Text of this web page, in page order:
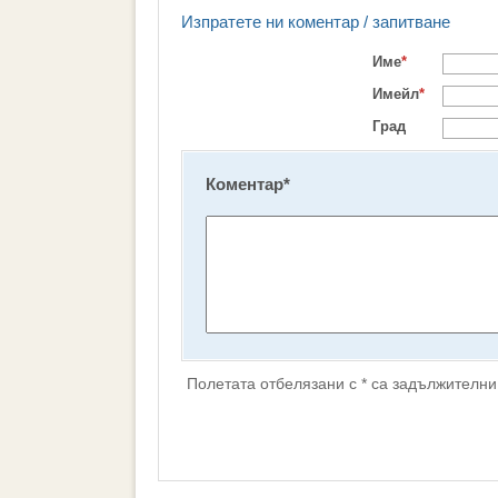
Изпратете ни коментар / запитване
Име*
Имейл*
Град
Коментар*
Полетата отбелязани с * са задължителни